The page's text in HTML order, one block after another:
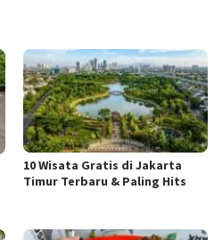
10 Wisata Gratis di Jakarta
Timur Terbaru & Paling Hits